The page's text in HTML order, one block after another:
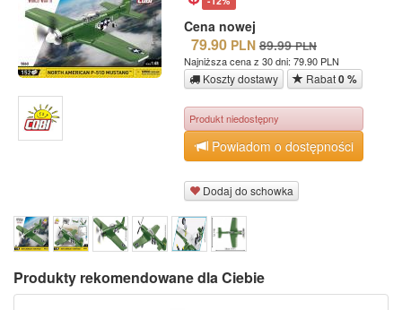
Cena nowej
79.90 PLN 89.99 PLN
Najniższa cena z 30 dni: 79.90 PLN
Koszty dostawy Rabat0 %
Produkt niedostępny
Powiadom o dostępności
Dodaj do schowka
Produkty rekomendowane dla Ciebie